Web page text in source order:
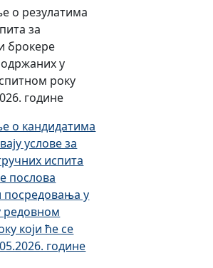
о резулатима
за
брокере
у
року
године
о кандидатима
услове за
испита
послова
посредовања у
редовном
који ће се
године